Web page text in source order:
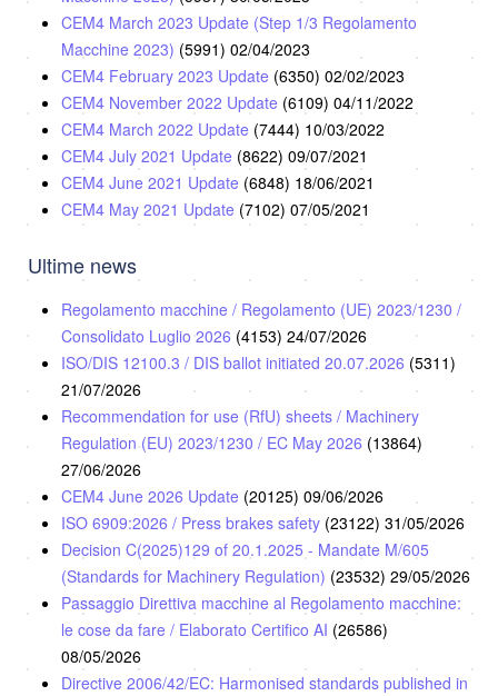
CEM4 March 2023 Update (Step 1/3 Regolamento
Macchine 2023) (5991) 02/04/2023
CEM4 February 2023 Update (6350) 02/02/2023
CEM4 November 2022 Update (6109) 04/11/2022
CEM4 March 2022 Update (7444) 10/03/2022
CEM4 July 2021 Update (8622) 09/07/2021
CEM4 June 2021 Update (6848) 18/06/2021
CEM4 May 2021 Update (7102) 07/05/2021
Ultime news
Regolamento macchine / Regolamento (UE) 2023/1230 /
Consolidato Luglio 2026 (4153) 24/07/2026
ISO/DIS 12100.3 / DIS ballot initiated 20.07.2026 (5311)
21/07/2026
Recommendation for use (RfU) sheets / Machinery
Regulation (EU) 2023/1230 / EC May 2026 (13864)
27/06/2026
CEM4 June 2026 Update (20125) 09/06/2026
ISO 6909:2026 / Press brakes safety (23122) 31/05/2026
Decision C(2025)129 of 20.1.2025 - Mandate M/605
(Standards for Machinery Regulation) (23532) 29/05/2026
Passaggio Direttiva macchine al Regolamento macchine:
le cose da fare / Elaborato Certifico AI (26586)
08/05/2026
Directive 2006/42/EC: Harmonised standards published in